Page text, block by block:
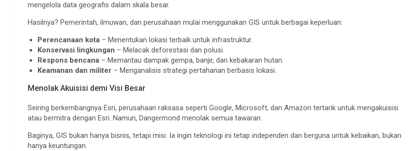
mengelola data geografis dalam skala besar.
Hasilnya? Pemerintah, ilmuwan, dan perusahaan mulai menggunakan GIS untuk berbagai keperluan:
Perencanaan kota – Menentukan lokasi terbaik untuk infrastruktur.
Konservasi lingkungan – Melacak deforestasi dan polusi.
Respons bencana – Memantau dampak gempa, banjir, dan kebakaran hutan.
Keamanan dan militer – Menganalisis strategi pertahanan berbasis lokasi.
Menolak Akuisisi demi Visi Besar
Seiring berkembangnya Esri, perusahaan raksasa seperti Google, Microsoft, dan Amazon tertarik untuk mengakuisisi
atau bermitra dengan Esri. Namun, Dangermond menolak semua tawaran.
Baginya, GIS bukan hanya bisnis, tetapi misi. Ia ingin teknologi ini tetap independen dan berguna untuk kebaikan, bukan
hanya keuntungan.